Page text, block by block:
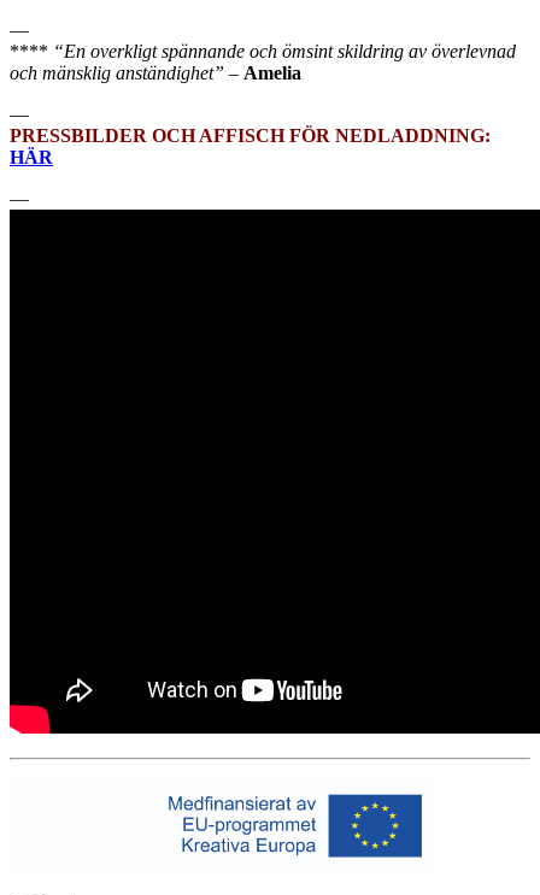
—
**** “En overkligt spännande och ömsint skildring av överlevnad
och mänsklig anständighet” – Amelia
—
PRESSBILDER OCH AFFISCH FÖR NEDLADDNING:
HÄR
—